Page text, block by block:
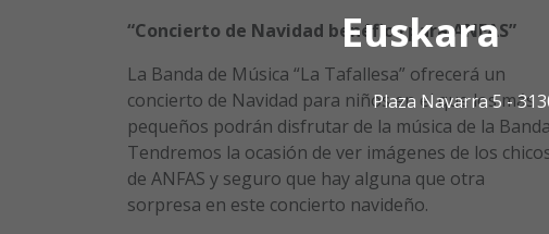
Euskara
Plaza Navarra 5 -
“Concierto de Navidad benéfico para ANFAS”
La Banda de Música “La Tafallesa” ofrecerá un
concierto de Navidad para niños en el que los más
pequeños podrán disfrutar de la música de la
Tendremos la ocasión de ver imágenes de los
de ANFAS y seguro que hay alguna que otra
sorpresa en este concierto navideño.